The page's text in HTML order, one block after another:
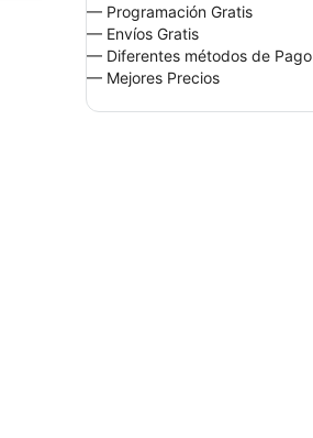
— Programación Gratis
— Envíos Gratis
— Diferentes métodos de Pago
— Mejores Precios